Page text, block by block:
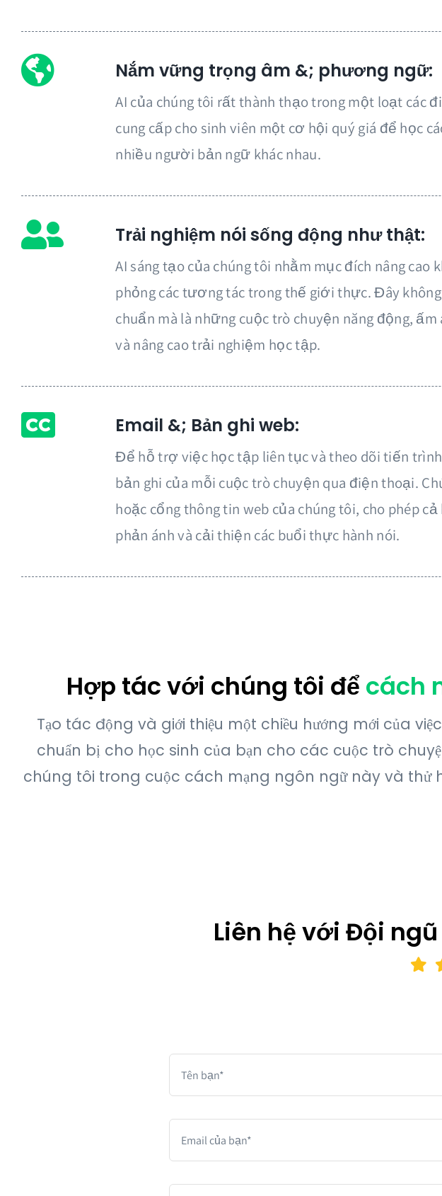
Nắm vững trọng âm &; phương ngữ:
AI của chúng tôi rất thành thạo trong một loạt các
cung cấp cho sinh viên một cơ hội quý giá để học
nhiều người bản ngữ khác nhau.
Trải nghiệm nói sống động như thật:
AI sáng tạo của chúng tôi nhằm mục đích nâng cao
phỏng các tương tác trong thế giới thực. Đây
chuẩn mà là những cuộc trò chuyện năng động,
và nâng cao trải nghiệm học tập.
Email &; Bản ghi web:
Để hỗ trợ việc học tập liên tục và theo dõi tiến
bản ghi của mỗi cuộc trò chuyện qua điện thoại.
hoặc cổng thông tin web của chúng tôi, cho phép
phản ánh và cải thiện các buổi thực hành nói.
Hợp tác với chúng tôi để cách
Tạo tác động và giới thiệu một chiều hướng mới của
chuẩn bị cho học sinh của bạn cho các cuộc trò
chúng tôi trong cuộc cách mạng ngôn ngữ này và thử
Liên hệ với Đội ngũ
Nói Một Ngôn Ngữ Mới
Nhanh Hơn Bao Giờ Hết!
Thực hành nói chuyện với gia sư AI của chúng tôi qua điện thoại
chúng tôi từ điện thoại hoặc trình duyệt của bạn và có những cuộc trò
chuyện tự nhiên về bất kỳ chủ đề nào.
Không có hợp đồng
Trí tuệ vô song